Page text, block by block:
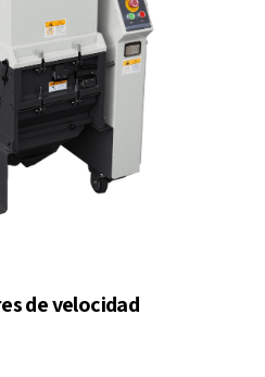
de velocidad